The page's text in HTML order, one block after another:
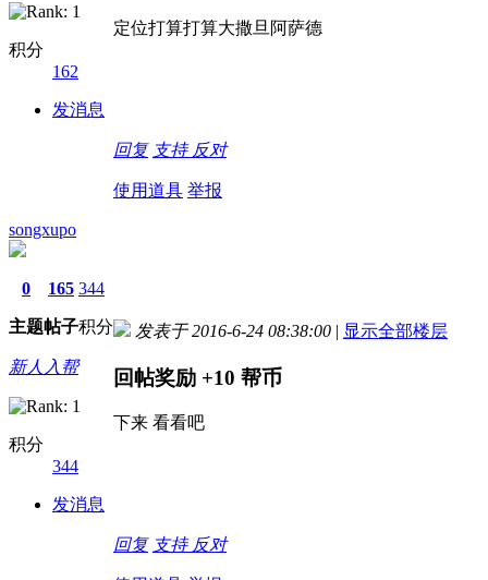
积分
162
发消息
定位打算打算大撒旦阿萨德
回复 支持 反对
使用道具 举报
songxupo
0
主题
165
帖子
344
积分
新人入帮
积分
344
发消息
发表于 2016-6-24 08:38:00 | 显示全部楼层
回帖奖励 +10 帮币
下来 看看吧
回复 支持 反对